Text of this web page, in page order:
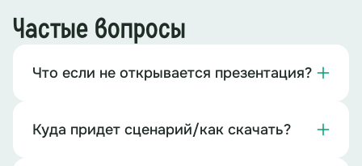
Частые вопросы
Что если не открывается презентация?
Куда придет сценарий/как скачать?